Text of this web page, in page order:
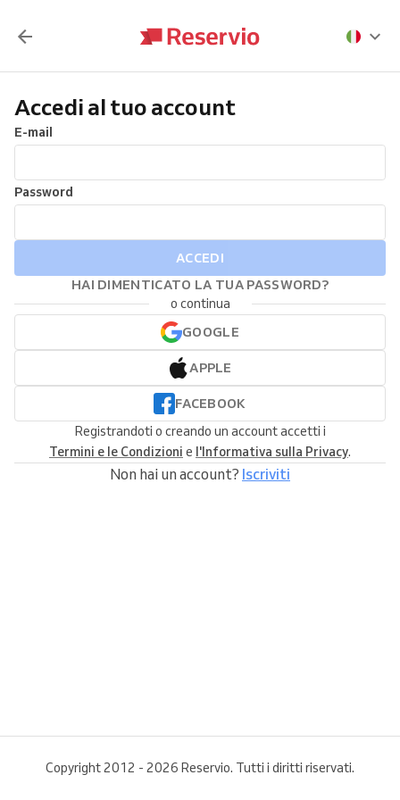
Accedi al tuo account
E-mail
Password
ACCEDI
HAI DIMENTICATO LA TUA PASSWORD?
o continua
GOOGLE
APPLE
FACEBOOK
Registrandoti o creando un account accetti i
Termini e le Condizioni e l'Informativa sulla Privacy.
Non hai un account? Iscriviti
Copyright 2012 - 2026 Reservio. Tutti i diritti riservati.